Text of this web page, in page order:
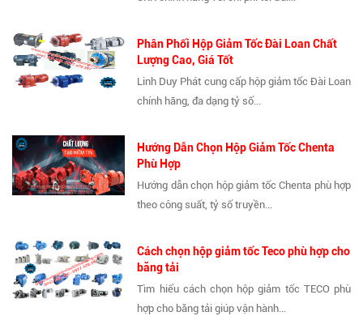
Phân Phối Hộp Giảm Tốc Đài Loan Chất
Lượng Cao, Giá Tốt
Linh Duy Phát cung cấp hộp giảm tốc Đài Loan
chính hãng, đa dạng tỷ số...
Hướng Dẫn Chọn Hộp Giảm Tốc Chenta
Phù Hợp
Hướng dẫn chọn hộp giảm tốc Chenta phù hợp
theo công suất, tỷ số truyền...
Cách chọn hộp giảm tốc Teco phù hợp cho
băng tải
Tìm hiểu cách chọn hộp giảm tốc TECO phù
hợp cho băng tải giúp vận hành...